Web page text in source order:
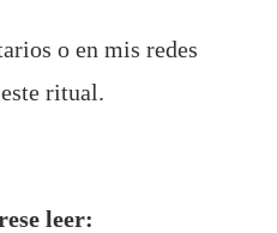
o en mis redes
ritual.
leer: